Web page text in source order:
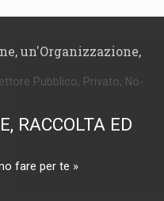
un'Organizzazione,
Pubblico, Privato, No-
RACCOLTA ED
fare per te »